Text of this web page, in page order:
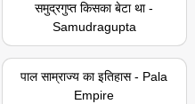
समुद्रगुप्त किसका बेटा था -
Samudragupta
पाल साम्राज्य का इतिहास - Pala
Empire